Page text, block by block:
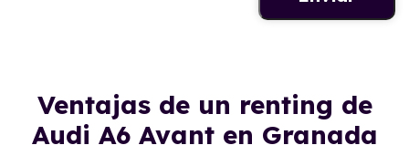
Ventajas de un renting de
Audi A6 Avant en Granada